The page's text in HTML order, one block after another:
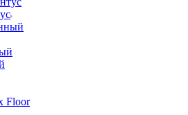
Floor